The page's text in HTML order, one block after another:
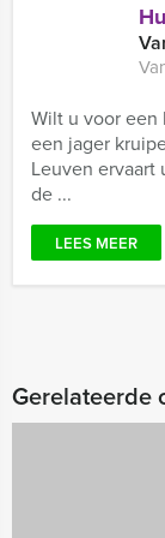
Wilt u voor een
een jager
Leuven
de ...
LEES MEER
Gerelateerde